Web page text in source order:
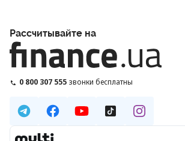
Рассчитывайте на
0 800 307 555 звонки бесплатны